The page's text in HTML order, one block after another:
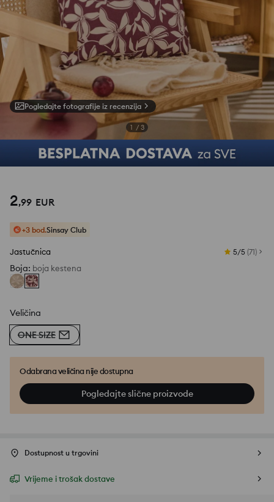
Pogledajte fotografije iz recenzija
1 / 3
2,99 EUR
+3 bod.Sinsay Club
Jastučnica 5/5 (71)
Boja: boja kestena
Veličina
ONE SIZE
Odabrana veličina nije dostupna
Pogledajte slične proizvode
Dostupnost u trgovini
Vrijeme i trošak dostave